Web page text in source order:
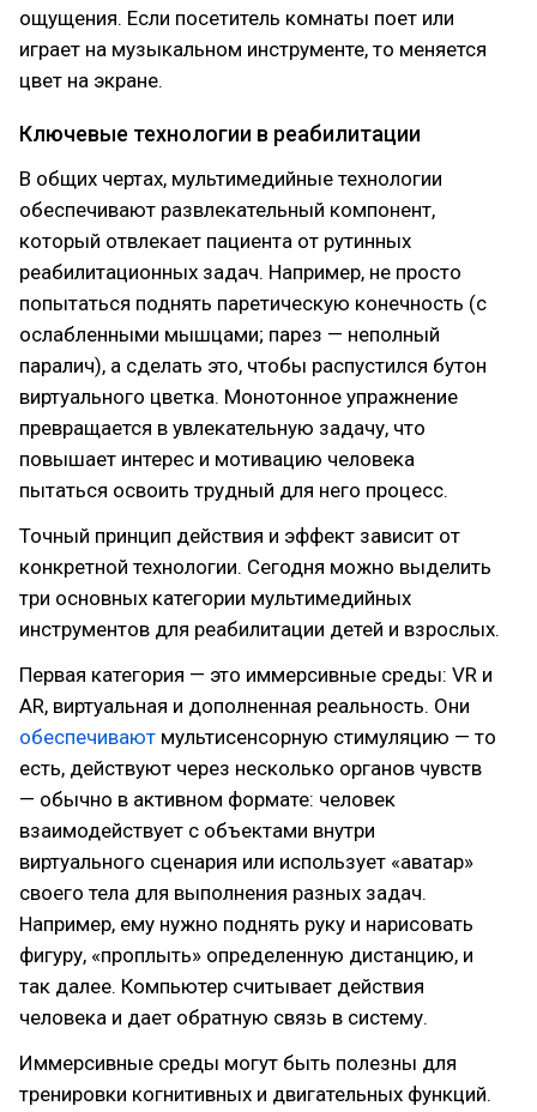
ощущения. Если посетитель комнаты поет или
играет на музыкальном инструменте, то меняется
цвет на экране.
Ключевые технологии в реабилитации
В общих чертах, мультимедийные технологии
обеспечивают развлекательный компонент,
который отвлекает пациента от рутинных
реабилитационных задач. Например, не просто
попытаться поднять паретическую конечность (с
ослабленными мышцами; парез — неполный
паралич), а сделать это, чтобы распустился бутон
виртуального цветка. Монотонное упражнение
превращается в увлекательную задачу, что
повышает интерес и мотивацию человека
пытаться освоить трудный для него процесс.
Точный принцип действия и эффект зависит от
конкретной технологии. Сегодня можно выделить
три основных категории мультимедийных
инструментов для реабилитации детей и взрослых.
Первая категория — это иммерсивные среды: VR и
AR, виртуальная и дополненная реальность. Они
обеспечивают мультисенсорную стимуляцию — то
есть, действуют через несколько органов чувств
— обычно в активном формате: человек
взаимодействует с объектами внутри
виртуального сценария или использует «аватар»
своего тела для выполнения разных задач.
Например, ему нужно поднять руку и нарисовать
фигуру, «проплыть» определенную дистанцию, и
так далее. Компьютер считывает действия
человека и дает обратную связь в систему.
Иммерсивные среды могут быть полезны для
тренировки когнитивных и двигательных функций.